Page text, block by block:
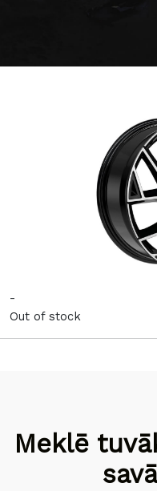
-
Out of stock
Meklē